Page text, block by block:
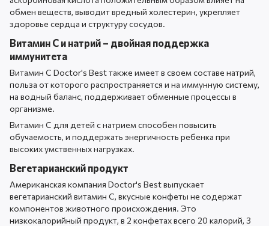
обмен веществ, выводит вредный холестерин, укрепляет
здоровье сердца и структуру сосудов.
Витамин С и натрий – двойная поддержка
иммунитета
Витамин С Doctor's Best также имеет в своем составе натрий,
польза от которого распространяется и на иммунную систему,
на водный баланс, поддерживает обменные процессы в
организме.
Витамин С для детей с натрием способен повысить
обучаемость, и поддержать энергичность ребенка при
высоких умственных нагрузках.
Вегетарианский продукт
Американская компания Doctor's Best выпускает
вегетарианский витамин C, вкусные конфеты не содержат
компонентов животного происхождения. Это
низкокалорийный продукт, в 2 конфетах всего 20 калорий, 3